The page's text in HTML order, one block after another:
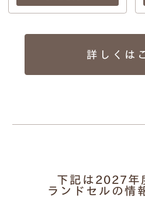
詳しくは
下記は2027年
ランドセルの情